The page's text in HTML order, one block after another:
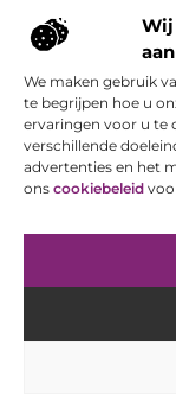
Wij
We maken gebruik
te begrijpen hoe u
ervaringen voor u te
verschillende
advertenties en het
ons cookiebeleid
Jouw bron
Ontdek alles
een focus
Bericht
Onze